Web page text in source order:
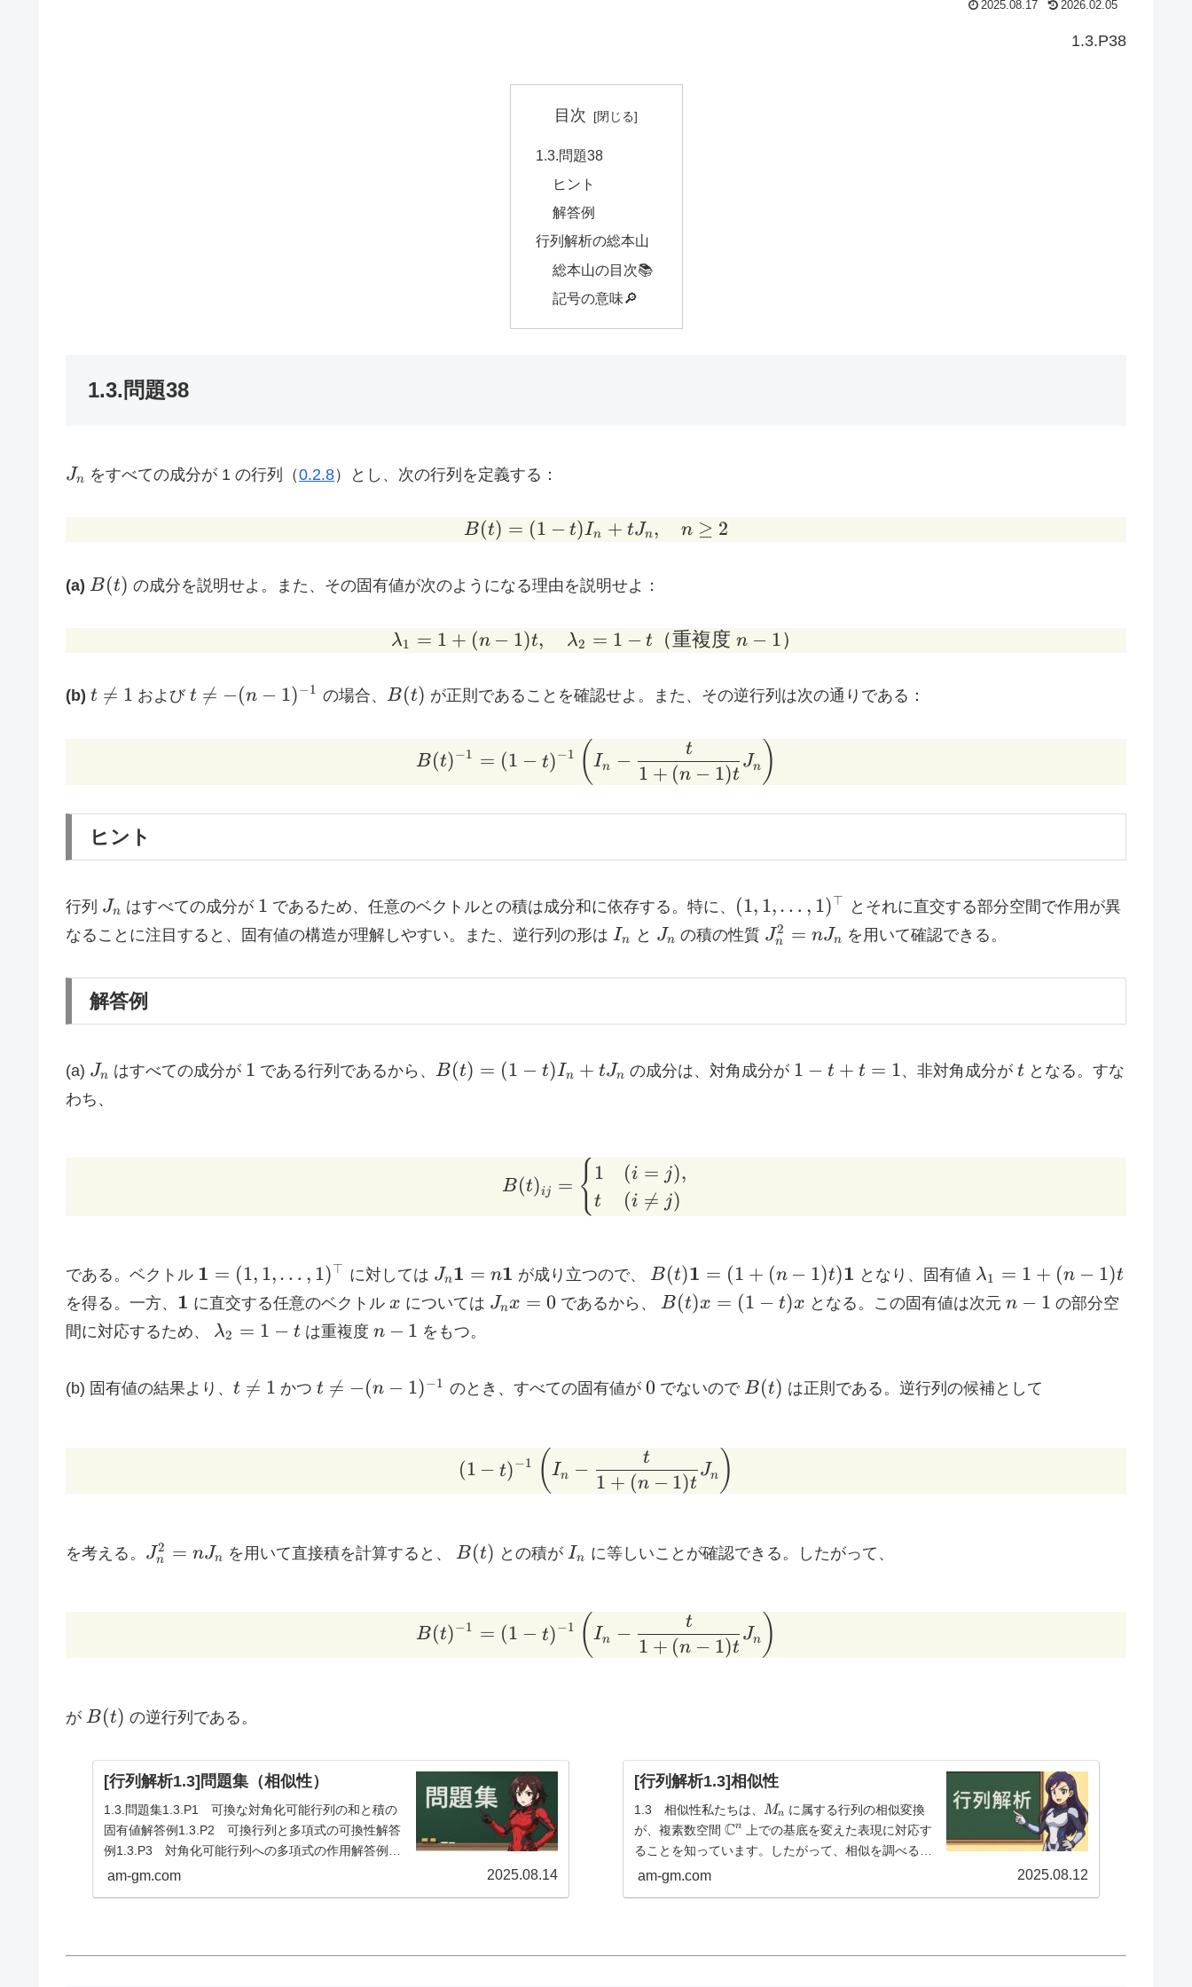
2025.08.17 2026.02.05
1.3.P38
目次
1.3.問題38
ヒント
解答例
行列解析の総本山
総本山の目次📚
記号の意味🔎
1.3.問題38
J_n
Jn をすべての成分が 1 の行列（0.2.8）とし、次の行列を定義する：
B(t) = (1 - t) I_n + t J_n, \quad n \ge 2
B(t) = (1 − t)In + tJn, n ≥ 2
(a) B(t)
B(t) の成分を説明せよ。また、その固有値が次のようになる理由を説明せよ：
\lambda_1 = 1 + (n-1)t, \quad \lambda_2 = 1 - t \text{（重複度 }
λ1 = 1 + (n − 1)t, λ2 = 1 − t （重複度 n − 1）
(b) t
t 
= 1 およびt \neq
t 
= −(n − 1)−1 の場合、 B(t)
B(t) が正則であることを確認せよ。また、その逆行列は次の通りである：
B(t)^{-1} = (1 - t)^{-1} \left( I_n - \frac{t}{1 + (n-1)t} J_n \right)
B(t)−1 = (1 − t)−1 (In −
1 + (n − 1)t
t
Jn )
ヒント
行列 J_n
Jn はすべての成分が 1
1 であるため、任意のベクトルとの積は成分和に依存する。特に、 (1,1,\dots,1)^{\top}
(1, 1,… , 1)⊤
とそれに直交する部分空間で作用が異
なることに注目すると、固有値の構造が理解しやすい。また、逆行列の形は I_n
In と J_n
Jn の積の性質 J_n^2
J_n
Jn
2 = nJn を用いて確認できる。
解答例
(a) J_n
Jn はすべての成分が 1
1 である行列であるから、
B(t)=(1-
B(t) = (1 − t)In + tJn の成分は、対角成分が 1-
1 − t + t = 1、非対角成分が t
t となる。すな
わち、
B(t)_{ij}= \begin{cases} 1 & (i=j),\\ t & (i\ne j) \end{cases}
B(t)ij = {1
t
(i = j),
(i 
= j)
である。ベクトル \mathbf{1}=
(1,1,\dots,1)^{\top}
1 = (1, 1,… , 1)⊤ に対しては J_n\mathbf{1}=n\mathbf{1}
Jn1 = n1 が成り立つので、
B(t)\mathbf{1}=
(1+(n-
1)t)\mathbf{1}
B(t)1 = (1 + (n − 1)t)1 となり、固有値 \lambda_1=1+
(n-1)t
λ1 = 1 + (n − 1)t
を得る。一方、 \mathbf{1}
1 に直交する任意のベクトル x
x については J_n
Jnx = 0 であるから、B(t)x=
B(t)x = (1 − t)x となる。この固有値は次元n-
n − 1 の部分空
間に対応するため、 \lambda_2=1-
λ2 = 1 − t は重複度 n-
n − 1 をもつ。
(b) 固有値の結果より、 t\neq
t 
= 1 かつt\neq -
t 
= −(n − 1)−1 のとき、すべての固有値が 0
0 でないので B(t)
B(t) は正則である。逆行列の候補として
(1-t)^{-1}\left(I_n-\frac{t}{1+(n-1)t}J_n\right)
(1 − t)−1 ( In −
1 + (n − 1)t
t
Jn )
を考える。 J_n^2=nJ_n
Jn
2 = nJn を用いて直接積を計算すると、 B(t)
B(t) との積が I_n
In に等しいことが確認できる。したがって、
B(t)^{-1}=(1-t)^{-1}\left(I_n-\frac{t}{1+(n-1)t}J_n\right)
B(t)−1 = (1 − t)−1 (In −
1 + (n − 1)t
t
Jn )
が B(t)
B(t) の逆行列である。
[行列解析1.3]問題集（相似性）
1.3.問題集1.3.P1 可換な対角化可能行列の和と積の
固有値解答例1.3.P2 可換行列と多項式の可換性解答
例1.3.P3 対角化可能行列への多項式の作用解答例
1.3.P4 可換行列と多項式表示の定理解答例1.3.P5
am-gm.com 2025.08.14
[行列解析1.3]相似性
1.3 相似性私たちは、
M
_
Mn に属する行列の相似変換
が、複素数空間 \
m
h
{
Cn
上での基底を変えた表現に対応す
ることを知っています。したがって、相似を調べるこ
とは、ある線形変換に固有の性質や、その線形...
am-gm.com 2025.08.12